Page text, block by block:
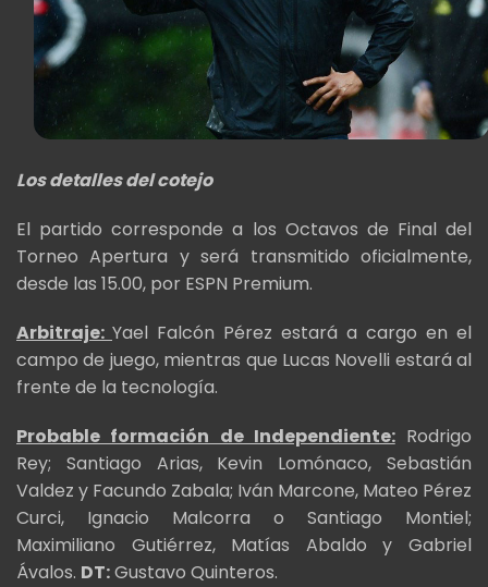
Los detalles del cotejo
El partido corresponde a los Octavos de Final del
Torneo Apertura y será transmitido oficialmente,
desde las 15.00, por ESPN Premium.
Arbitraje: Yael Falcón Pérez estará a cargo en el
campo de juego, mientras que Lucas Novelli estará al
frente de la tecnología.
Probable formación de Independiente:Rodrigo
Rey; Santiago Arias, Kevin Lomónaco, Sebastián
Valdez y Facundo Zabala; Iván Marcone, Mateo Pérez
Curci, Ignacio Malcorra o Santiago Montiel;
Maximiliano Gutiérrez, Matías Abaldo y Gabriel
Ávalos. DT:Gustavo Quinteros.